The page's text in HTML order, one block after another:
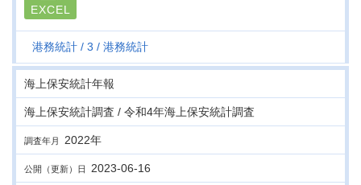
EXCEL
港務統計 3 港務統計
海上保安統計年報
海上保安統計調査 / 令和4年海上保安統計調査
調査年月 2022年
公開（更新）日 2023-06-16